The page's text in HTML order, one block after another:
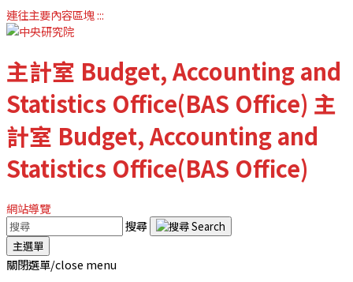
連往主要內容區塊:::
主計室 Budget, Accounting and
Statistics Office(BAS Office) 主
計室 Budget, Accounting and
Statistics Office(BAS Office)
網站導覽
搜尋
主選單
關閉選單/close menu